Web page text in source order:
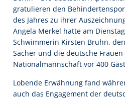
gratulieren den
des Jahres zu ihrer
Angela Merkel hatte am
Schwimmerin Kirsten Bruhn,
Sacher und die deutsche
Nationalmannschaft vor 400
Lobende Erwähnung fand
auch das Engagement der